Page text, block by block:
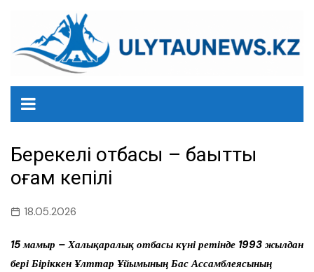
содержанию
Берекелі отбасы – бақытты
қоғам кепілі
18.05.2026
15 мамыр – Халықаралық отбасы күні ретінде 1993 жылдан
бері Біріккен Ұлттар Ұйымының Бас Ассамблеясының